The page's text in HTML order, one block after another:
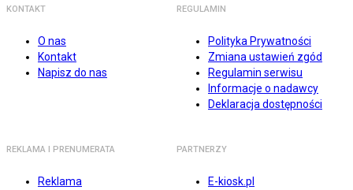
KONTAKT
O nas
Kontakt
Napisz do nas
REGULAMIN
Polityka Prywatności
Zmiana ustawień zgód
Regulamin serwisu
Informacje o nadawcy
Deklaracja dostępności
REKLAMA I PRENUMERATA
Reklama
PARTNERZY
E-kiosk.pl